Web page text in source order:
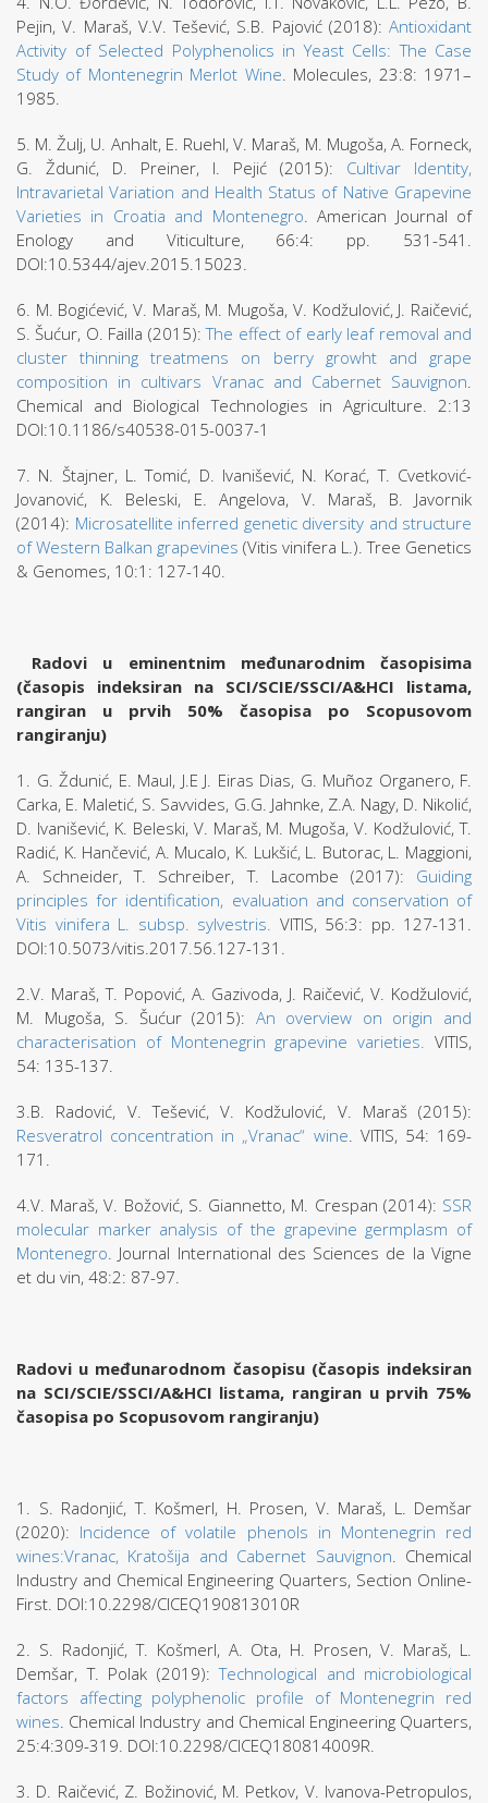
Pejin, V. Maraš, V.V. Tešević, S.B. Pajović (2018): Antioxidant
Activity of Selected Polyphenolics in Yeast Cells: The Case
Study of Montenegrin Merlot Wine. Molecules, 23:8: 1971–
1985.
5. M. Žulj, U. Anhalt, E. Ruehl, V. Maraš, M. Mugoša, A. Forneck,
G. Ždunić, D. Preiner, I. Pejić (2015): Cultivar Identity,
Intravarietal Variation and Health Status of Native Grapevine
Varieties in Croatia and Montenegro. American Journal of
Enology and Viticulture, 66:4: pp. 531-541.
DOI:10.5344/ajev.2015.15023.
6. M. Bogićević, V. Maraš, M. Mugoša, V. Kodžulović, J. Raičević,
S. Šućur, O. Failla (2015):The effect of early leaf removal and
cluster thinning treatmens on berry growht and grape
composition in cultivars Vranac and Cabernet Sauvignon.
Chemical and Biological Technologies in Agriculture. 2:13
DOI:10.1186/s40538-015-0037-1
7. N. Štajner, L. Tomić, D. Ivanišević, N. Korać, T. Cvetković-
Jovanović, K. Beleski, E. Angelova, V. Maraš, B. Javornik
(2014): Microsatellite inferred genetic diversity and structure
of Western Balkan grapevines (Vitis vinifera L.). Tree Genetics
& Genomes, 10:1: 127-140.
Radovi u eminentnim međunarodnim časopisima
(časopis indeksiran na SCI/SCIE/SSCI/A&HCI listama,
rangiran u prvih 50% časopisa po Scopusovom
rangiranju)
1. G. Ždunić, E. Maul, J.E J. Eiras Dias, G. Muñoz Organero, F.
Carka, E. Maletić, S. Savvides, G.G. Jahnke, Z.A. Nagy, D. Nikolić,
D. Ivanišević, K. Beleski, V. Maraš, M. Mugoša, V. Kodžulović, T.
Radić, K. Hančević, A. Mucalo, K. Lukšić, L. Butorac, L. Maggioni,
A. Schneider, T. Schreiber, T. Lacombe (2017): Guiding
principles for identification, evaluation and conservation of
Vitis vinifera L. subsp. sylvestris. VITIS, 56:3: pp. 127-131.
DOI:10.5073/vitis.2017.56.127-131.
2.V. Maraš, T. Popović, A. Gazivoda, J. Raičević, V. Kodžulović,
M. Mugoša, S. Šućur (2015): An overview on origin and
characterisation of Montenegrin grapevine varieties. VITIS,
54: 135-137.
3.B. Radović, V. Tešević, V. Kodžulović, V. Maraš (2015):
Resveratrol concentration in „Vranac“ wine. VITIS, 54: 169-
171.
4.V. Maraš, V. Božović, S. Giannetto, M. Crespan (2014): SSR
molecular marker analysis of the grapevine germplasm of
Montenegro. Journal International des Sciences de la Vigne
et du vin, 48:2: 87-97.
Radovi u međunarodnom časopisu (časopis indeksiran
na SCI/SCIE/SSCI/A&HCI listama, rangiran u prvih 75%
časopisa po Scopusovom rangiranju)
1. S. Radonjić, T. Košmerl, H. Prosen, V. Maraš, L. Demšar
(2020): Incidence of volatile phenols in Montenegrin red
wines:Vranac, Kratošija and Cabernet Sauvignon. Chemical
Industry and Chemical Engineering Quarters, Section Online-
First. DOI:10.2298/CICEQ190813010R
2. S. Radonjić, T. Košmerl, A. Ota, H. Prosen, V. Maraš, L.
Demšar, T. Polak (2019):Technological and microbiological
factors affecting polyphenolic profile of Montenegrin red
wines. Chemical Industry and Chemical Engineering Quarters,
25:4:309-319. DOI:10.2298/CICEQ180814009R.
3. D. Raičević, Z. Božinović, M. Petkov, V. Ivanova-Petropulos,